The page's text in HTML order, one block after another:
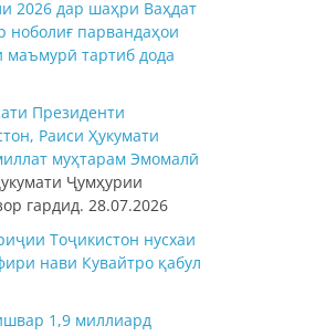
2026 дар шаҳри Ваҳдат
ноболиғ парвандаҳои
маъмурӣ тартиб дода
Президенти
Раиси Ҳукумати
муҳтарам Эмомалӣ
Ҷумҳурии
гардид. 28.07.2026
Тоҷикистон нусхаи
нави Кувайтро қабул
1,9 миллиард